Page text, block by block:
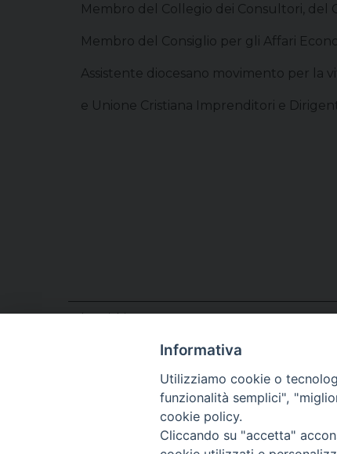
Membro del Collegio dei Consultori, del
Membro del Consiglio per gli Affari
Assistente diocesano movimento per la
e Unione Cristiana Imprenditori e
Incarichi
presso
S. Antonio Abate
presso
S. Martino
presso
Santi Carlo e Maria
Vicario Generale
presso Curia Vescovile
Informativa
Utilizziamo cookie o
funzionalità semplici",
cookie policy.
Cliccando su "accetta"